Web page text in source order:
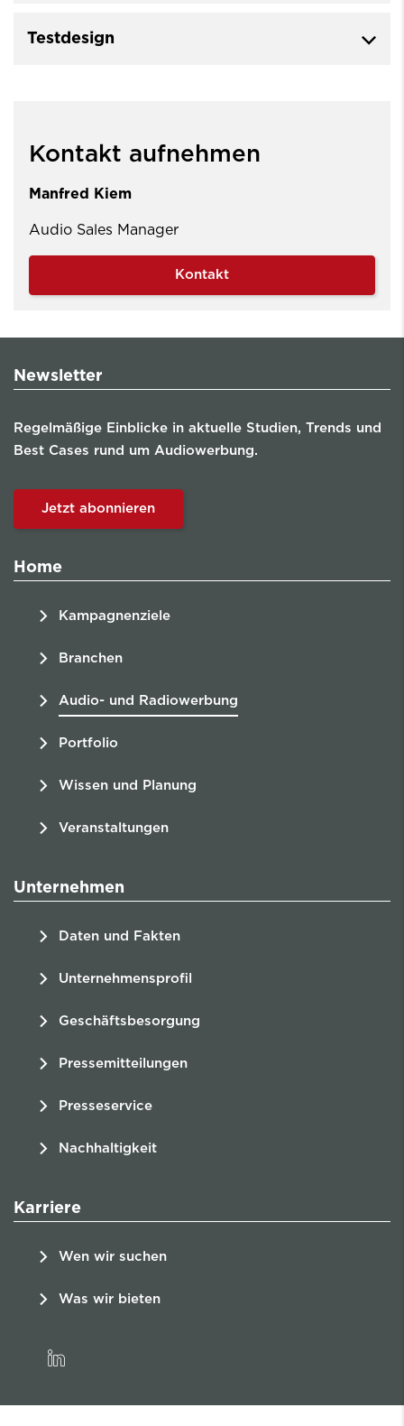
Testdesign
Kontakt aufnehmen
Manfred Kiem
Audio Sales Manager
Kontakt
Newsletter
Regelmäßige Einblicke in aktuelle Studien, Trends und
Best Cases rund um Audiowerbung.
Jetzt abonnieren
Home
Kampagnenziele
Branchen
Audio- und Radiowerbung
Portfolio
Wissen und Planung
Veranstaltungen
Unternehmen
Daten und Fakten
Unternehmensprofil
Geschäftsbesorgung
Pressemitteilungen
Presseservice
Nachhaltigkeit
Karriere
Wen wir suchen
Was wir bieten
linkedin